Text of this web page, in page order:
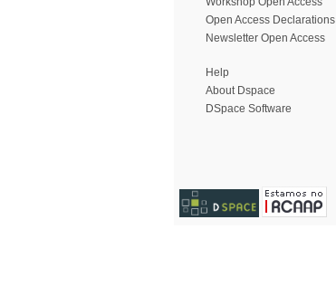
Open Access Declarations
Newsletter Open Access
Help
About Dspace
DSpace Software